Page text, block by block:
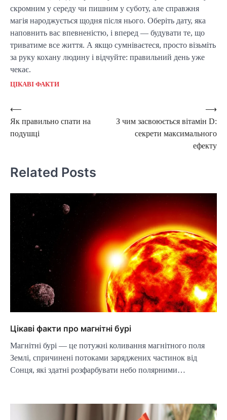
скромним у середу чи пишним у суботу, але справжня
магія народжується щодня після нього. Оберіть дату, яка
наповнить вас впевненістю, і вперед — будувати те, що
триватиме все життя. А якщо сумніваєтеся, просто візьміть
за руку кохану людину і відчуйте: правильний день уже
чекає.
ЦІКАВІ ФАКТИ
Post
navigation
⟵
Як правильно спати на
подушці
З чим засвоюється вітамін D:
секрети максимального
ефекту
⟶
Related Posts
Цікаві факти про магнітні бурі
Магнітні бурі — це потужні коливання магнітного поля
Землі, спричинені потоками заряджених частинок від
Сонця, які здатні розфарбувати небо полярними…